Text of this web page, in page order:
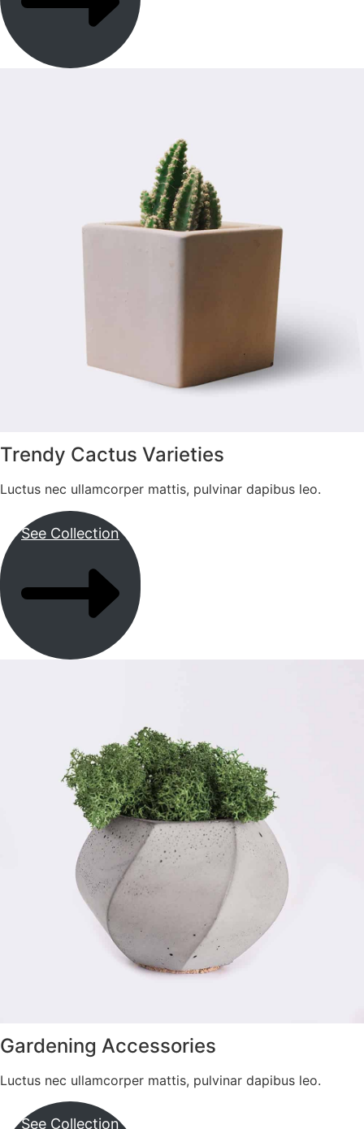
Trendy Cactus Varieties
Luctus nec ullamcorper mattis, pulvinar dapibus leo.
See Collection
Gardening Accessories
Luctus nec ullamcorper mattis, pulvinar dapibus leo.
See Collection